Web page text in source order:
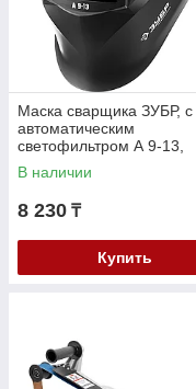
Маска сварщика ЗУБР, с
автоматическим
светофильтром А 9-13,
затемнение 4/9-13, серия
"Профессионал" (11076)
В наличии
8 230 ₸
Купить